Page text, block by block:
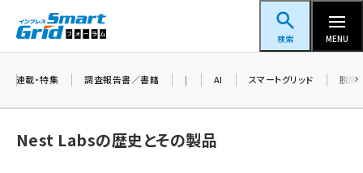
ン
スマートグリッドフォーラム
検索 MENU
連載・特集 調査報告書／書籍 | AI スマートグリッド 脱炭
Nest Labsの歴史とその製品